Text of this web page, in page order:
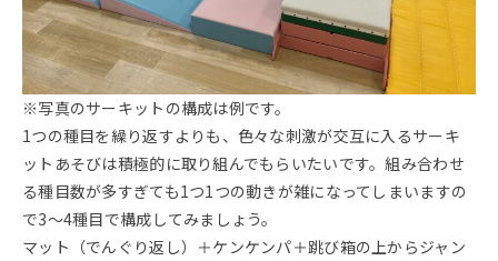
※写真のサーキットの構成は例です。
1つの種目を繰り返すよりも、色々な刺激が交互に入るサーキ
ットあそびは積極的に取り組んでもらいたいです。組み合わせ
る種目数が多すぎても1つ1つの動きが雑になってしまいますの
で3～4種目で構成してみましょう。
マット（でんぐり返し）＋ケンケンパ＋跳び箱の上からジャン